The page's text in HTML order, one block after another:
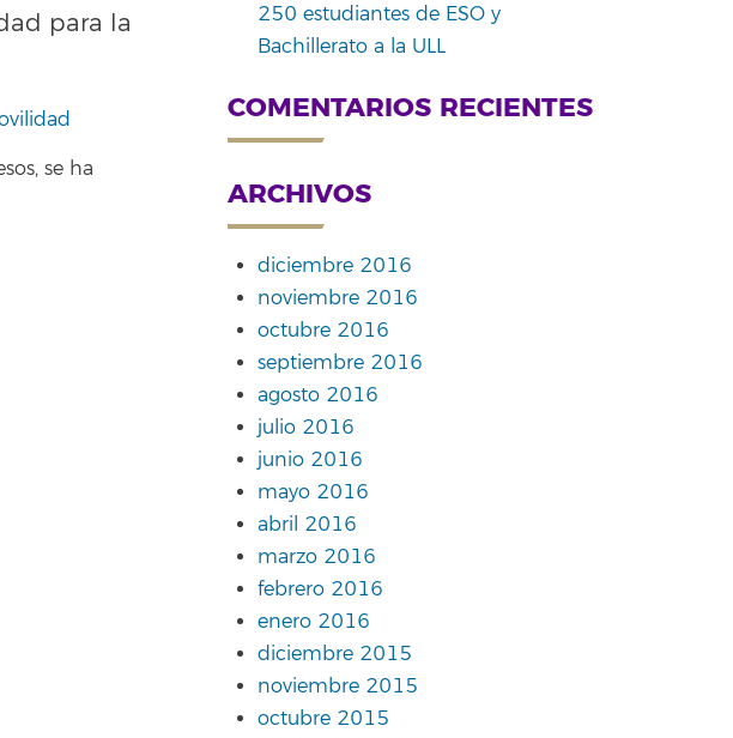
para la
se ha
250 estudiantes de ESO y
Bachillerato a la ULL
COMENTARIOS RECIENTES
ARCHIVOS
diciembre 2016
noviembre 2016
octubre 2016
septiembre 2016
agosto 2016
julio 2016
junio 2016
mayo 2016
abril 2016
marzo 2016
febrero 2016
enero 2016
diciembre 2015
noviembre 2015
octubre 2015